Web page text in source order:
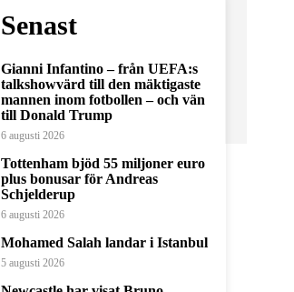
Senast
Gianni Infantino – från UEFA:s
talkshowvärd till den mäktigaste
mannen inom fotbollen – och vän
till Donald Trump
6 augusti 2026
Tottenham bjöd 55 miljoner euro
plus bonusar för Andreas
Schjelderup
6 augusti 2026
Mohamed Salah landar i Istanbul
5 augusti 2026